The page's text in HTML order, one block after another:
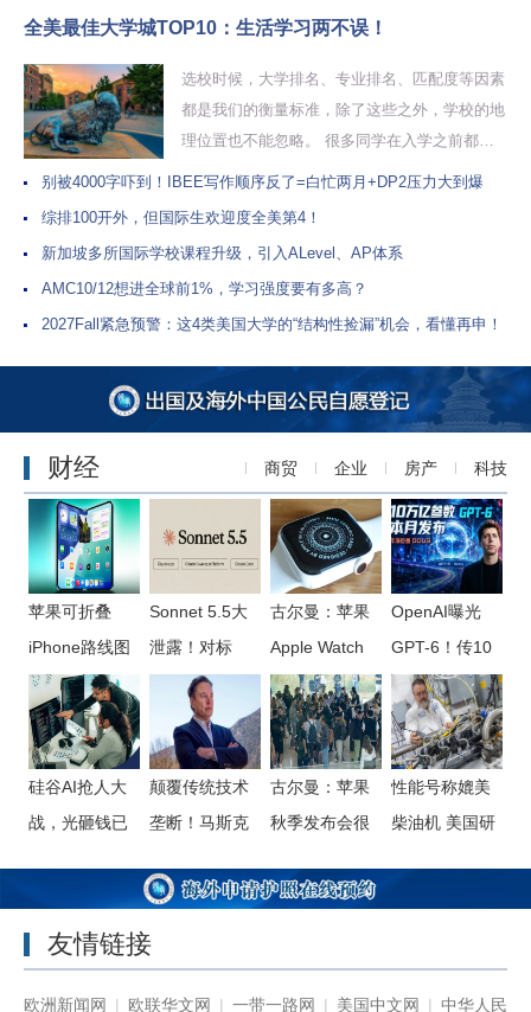
全美最佳大学城TOP10：生活学习两不误！
选校时候，大学排名、专业排名、匹配度等因素
都是我们的衡量标准，除了这些之外，学校的地
理位置也不能忽略。 很多同学在入学之前都觉
得斯是陋室，惟吾德馨，结果在学校里生活...
别被4000字吓到！IBEE写作顺序反了=白忙两月+DP2压力大到爆
综排100开外，但国际生欢迎度全美第4！
新加坡多所国际学校课程升级，引入ALevel、AP体系
AMC10/12想进全球前1%，学习强度要有多高？
2027Fall紧急预警：这4类美国大学的“结构性捡漏”机会，看懂再申！
财经 商贸 企业 房产 科技
苹果可折叠
iPhone路线图
曝光：已规划
至第三代，屏
幕更大
Sonnet 5.5大
泄露！对标
DeepSeek，
新一代性价比
之王
古尔曼：苹果
Apple Watch
Series 12有望
推出陶瓷版
OpenAI曝光
GPT-6！传10
万亿参数，8月
强行发布
硅谷AI抢人大
战，光砸钱已
颠覆传统技术
垄断！马斯克
术挑战EUV光
古尔曼：苹果
秋季发布会很
日 新iPhone预
性能号称媲美
柴油机 美国研
友情链接
欧洲新闻网 | 欧联华文网 | 一带一路网 | 美国中文网 | 中华人民